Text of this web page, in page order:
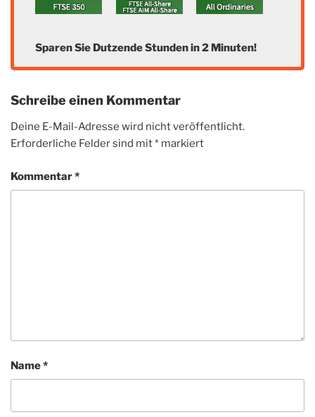
Sparen Sie Dutzende Stunden in 2 Minuten!
Schreibe einen Kommentar
Deine E-Mail-Adresse wird nicht veröffentlicht.
Erforderliche Felder sind mit* markiert
Kommentar*
Name*